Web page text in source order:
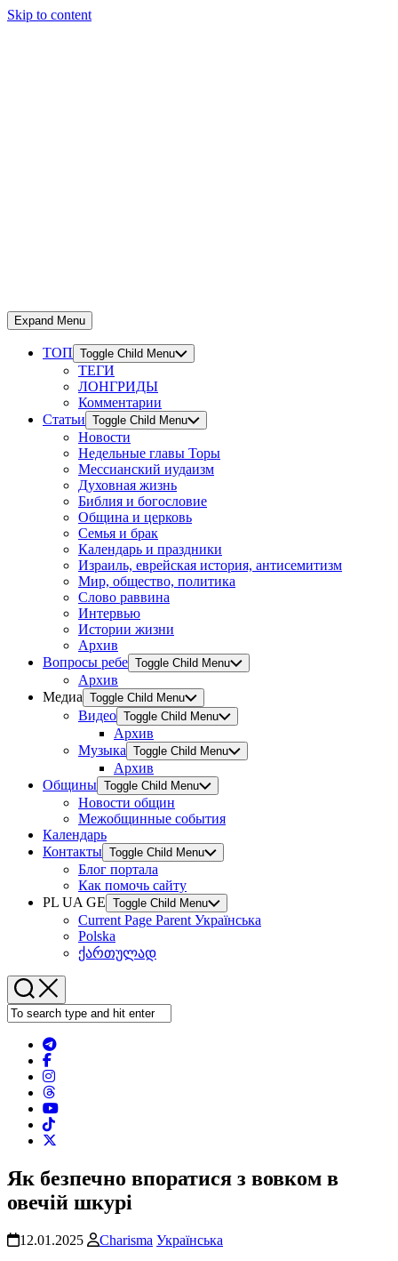
Skip to content
Expand Menu
ТОП Toggle Child Menu
ТЕГИ
ЛОНГРИДЫ
Комментарии
Статьи Toggle Child Menu
Новости
Недельные главы Торы
Мессианский иудаизм
Духовная жизнь
Библия и богословие
Община и церковь
Семья и брак
Календарь и праздники
Израиль, еврейская история, антисемитизм
Мир, общество, политика
Слово раввина
Интервью
Истории жизни
Архив
Вопросы ребе Toggle Child Menu
Архив
Медиа Toggle Child Menu
Видео Toggle Child Menu
Архив
Музыка Toggle Child Menu
Архив
Общины Toggle Child Menu
Новости общин
Межобщинные события
Календарь
Контакты Toggle Child Menu
Блог портала
Как помочь сайту
PL UA GE Toggle Child Menu
Current Page Parent Українська
Polska
ქართულად
Як безпечно впоратися з вовком в
овечій шкурі
12.01.2025 Charisma Українська